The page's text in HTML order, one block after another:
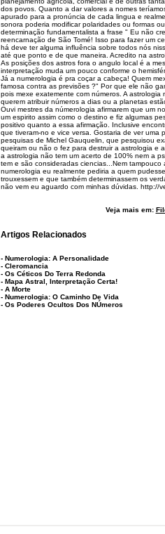
dos povos. Quanto a dar valores a nomes
apurado para a pronúncia de cada lingua e
sonora poderia modificar polaridades ou formas
determinação fundamentalista a frase " Eu não
reencarnação de São Tomé! Isso para fazer um
há deve ter alguma influência sobre todos nós
até que ponto e de que maneira. Acredito na
As posições dos astros fora o angulo local é a
interpretação muda um pouco conforme o
Já a numerologia é pra coçar a cabeça! Quem
famosa contra as previsões ?" Por que ele não
pois mexe exatemente com números. A
querem atribuir números a dias ou a planetas
Ouvi mestres da númerologia afirmarem que um
um espirito assim como o destino e fiz algumas
positivo quanto a essa afirmação. Inclusive
que tiveram-no e vice versa. Gostaria de ver uma
pesquisas de Michel Gauquelin, que pesquisou
queiram ou não o fez para destruir a astrologia e
a astrologia não tem um acerto de 100% nem a
tem e são consideradas ciencias...Nem tampouco
numerologia eu realmente pediria a quem
trouxessem e que também determinassem os
não vem eu aguardo com minhas dúvidas. http://
Veja mais em:
Artigos Relacionados
- Numerologia: A Personalidade
- Cleromancia
- Os Céticos Do Terra Redonda
- Mapa Astral, Interpretação Certa!
- A Morte
- Numerologia: O Caminho De Vida
- Os Poderes Ocultos Dos NÚmeros